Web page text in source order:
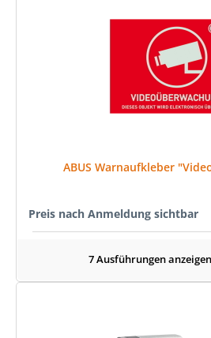
ABUS
Preis nach Anmeldung sichtbar
7 Ausführungen anzeigen